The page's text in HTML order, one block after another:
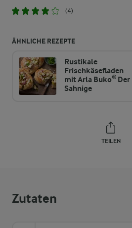
(4)
ÄHNLICHE REZEPTE
Rustikale
Frischkäsefladen
mit Arla Buko® Der
Sahnige
TEILEN
Zutaten